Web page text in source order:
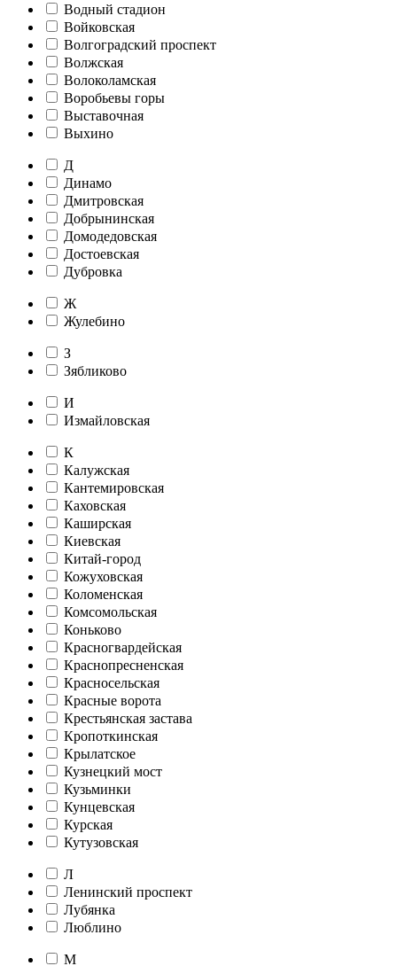
Водный стадион
Войковская
Волгоградский проспект
Волжская
Волоколамская
Воробьевы горы
Выставочная
Выхино
Д
Динамо
Дмитровская
Добрынинская
Домодедовская
Достоевская
Дубровка
Ж
Жулебино
З
Зябликово
И
Измайловская
К
Калужская
Кантемировская
Каховская
Каширская
Киевская
Китай-город
Кожуховская
Коломенская
Комсомольская
Коньково
Красногвардейская
Краснопресненская
Красносельская
Красные ворота
Крестьянская застава
Кропоткинская
Крылатское
Кузнецкий мост
Кузьминки
Кунцевская
Курская
Кутузовская
Л
Ленинский проспект
Лубянка
Люблино
М